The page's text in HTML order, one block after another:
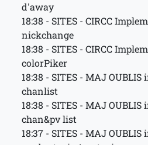
d'away
18:38 - SITES - CIRCC
nickchange
18:38 - SITES - CIRCC
colorPiker
18:38 - SITES - MAJ
chanlist
18:38 - SITES - MAJ
chan&pv list
18:37 - SITES - MAJ